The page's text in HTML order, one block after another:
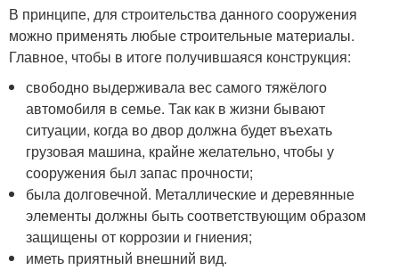
В принципе, для строительства данного сооружения
можно применять любые строительные материалы.
Главное, чтобы в итоге получившаяся конструкция:
свободно выдерживала вес самого тяжёлого
автомобиля в семье. Так как в жизни бывают
ситуации, когда во двор должна будет въехать
грузовая машина, крайне желательно, чтобы у
сооружения был запас прочности;
была долговечной. Металлические и деревянные
элементы должны быть соответствующим образом
защищены от коррозии и гниения;
иметь приятный внешний вид.